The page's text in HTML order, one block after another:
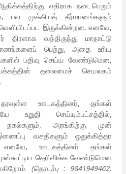
எதிராக நடைபெறும்
பல முக்கியத் தீர்மானங்களும்
இருக்கின்றன. எனவே,
திரளாக வந்திருந்து மாநாட்டு
பெற்று, அதை உரிய
பதிவு செய்ய வேண்டுமென,
தலைமைச் செயலகம்
தரவுள்ள ஊடகத்தினர், தங்கள்
உறுதி செய்யும்பட்சத்தில்,
அரங்கிற்கு முன்
வசதிகளும் ஒதுக்கித்தர
எனவே, ஊடகத்தினர் தங்கள்
தெரிவிக்க வேண்டுமென
(தொடர்பு : 9841949462,